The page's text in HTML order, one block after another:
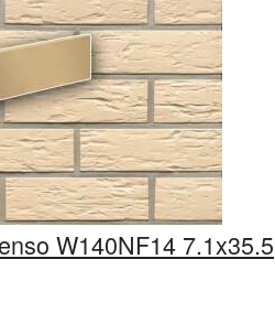
W140NF14 7.1x35.5